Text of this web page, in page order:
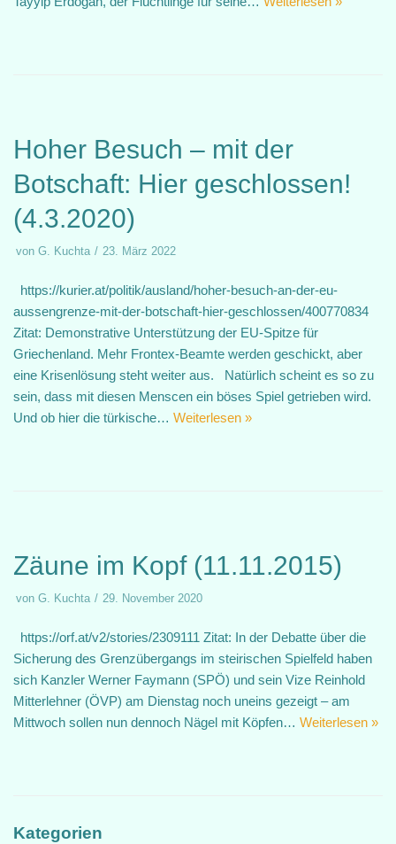
Hoher Besuch – mit der
Botschaft: Hier geschlossen!
(4.3.2020)
von G. Kuchta 23. März 2022
https://kurier.at/politik/ausland/hoher-besuch-an-der-eu-
aussengrenze-mit-der-botschaft-hier-geschlossen/400770834
Zitat: Demonstrative Unterstützung der EU-Spitze für
Griechenland. Mehr Frontex-Beamte werden geschickt, aber
eine Krisenlösung steht weiter aus. Natürlich scheint es so zu
sein, dass mit diesen Menscen ein böses Spiel getrieben wird.
Und ob hier die türkische… Weiterlesen »
Zäune im Kopf (11.11.2015)
von G. Kuchta 29. November 2020
https://orf.at/v2/stories/2309111 Zitat: In der Debatte über die
Sicherung des Grenzübergangs im steirischen Spielfeld haben
sich Kanzler Werner Faymann (SPÖ) und sein Vize Reinhold
Mitterlehner (ÖVP) am Dienstag noch uneins gezeigt – am
Mittwoch sollen nun dennoch Nägel mit Köpfen… Weiterlesen »
Kategorien